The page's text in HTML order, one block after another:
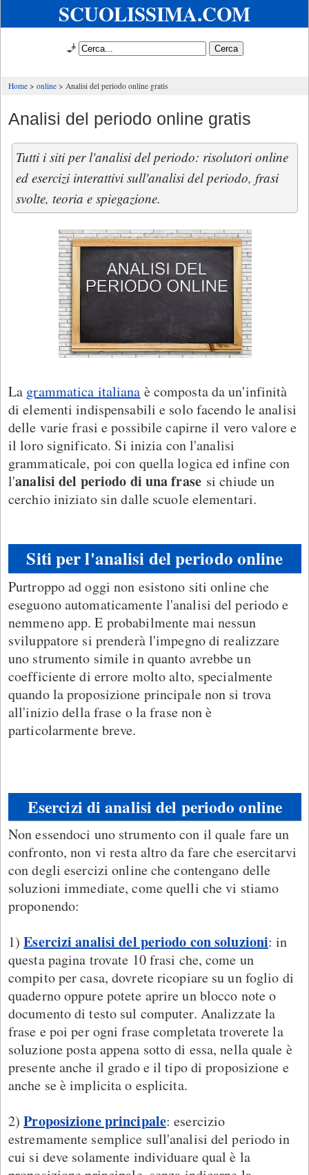
SCUOLISSIMA.COM
🧞
Home online Analisi del periodo online gratis
Analisi del periodo online gratis
Tutti i siti per l'analisi del periodo: risolutori online
ed esercizi interattivi sull'analisi del periodo, frasi
svolte, teoria e spiegazione.
La grammatica italiana è composta da un'infinità
di elementi indispensabili e solo facendo le analisi
delle varie frasi e possibile capirne il vero valore e
il loro significato. Si inizia con l'analisi
grammaticale, poi con quella logica ed infine con
l'analisi del periodo di una frasesi chiude un
cerchio iniziato sin dalle scuole elementari.
Siti per l'analisi del periodo online
Purtroppo ad oggi non esistono siti online che
eseguono automaticamente l'analisi del periodo e
nemmeno app. E probabilmente mai nessun
sviluppatore si prenderà l'impegno di realizzare
uno strumento simile in quanto avrebbe un
coefficiente di errore molto alto, specialmente
quando la proposizione principale non si trova
all'inizio della frase o la frase non è
particolarmente breve.
Esercizi di analisi del periodo online
Non essendoci uno strumento con il quale fare un
confronto, non vi resta altro da fare che esercitarvi
con degli esercizi online che contengano delle
soluzioni immediate, come quelli che vi stiamo
proponendo:
1)Esercizi analisi del periodo con soluzioni: in
questa pagina trovate 10 frasi che, come un
compito per casa, dovrete ricopiare su un foglio di
quaderno oppure potete aprire un blocco note o
documento di testo sul computer. Analizzate la
frase e poi per ogni frase completata troverete la
soluzione posta appena sotto di essa, nella quale è
presente anche il grado e il tipo di proposizione e
anche se è implicita o esplicita.
2)Proposizione principale: esercizio
estremamente semplice sull'analisi del periodo in
cui si deve solamente individuare qual è la